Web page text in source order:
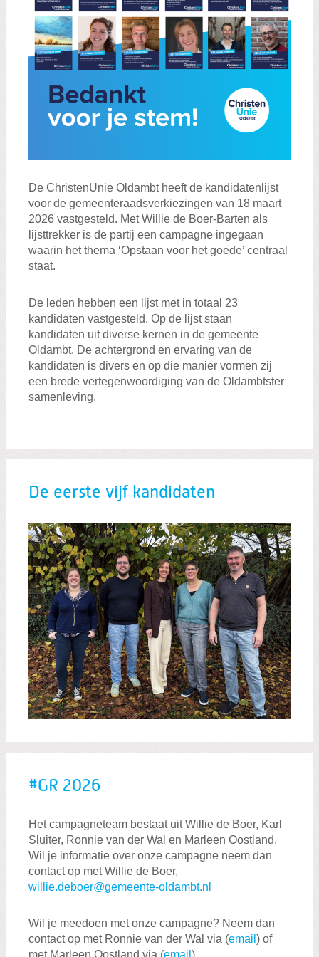
De ChristenUnie Oldambt heeft de kandidatenlijst
voor de gemeenteraadsverkiezingen van 18 maart
2026 vastgesteld. Met Willie de Boer-Barten als
lijsttrekker is de partij een campagne ingegaan
waarin het thema ‘Opstaan voor het goede’ centraal
staat.
De leden hebben een lijst met in totaal 23
kandidaten vastgesteld. Op de lijst staan
kandidaten uit diverse kernen in de gemeente
Oldambt. De achtergrond en ervaring van de
kandidaten is divers en op die manier vormen zij
een brede vertegenwoordiging van de Oldambtster
samenleving.
De eerste vijf kandidaten
#GR 2026
Het campagneteam bestaat uit Willie de Boer, Karl
Sluiter, Ronnie van der Wal en Marleen Oostland.
Wil je informatie over onze campagne neem dan
contact op met Willie de Boer,
willie.deboer@gemeente-oldambt.nl
Wil je meedoen met onze campagne? Neem dan
contact op met Ronnie van der Wal via (email ) of
met Marleen Oostland via (email )